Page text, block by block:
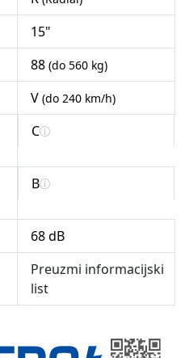
15"
88 (do 560 kg)
V (do 240 km/h)
C
B
68 dB
Preuzmi informacijski
list